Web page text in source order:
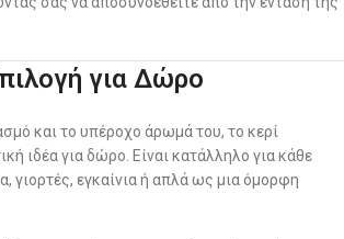
για Δώρο
και το υπέροχο άρωμά του, το κερί
ιδέα για δώρο. Είναι κατάλληλο για κάθε
γιορτές, εγκαίνια ή απλά ως μια όμορφη